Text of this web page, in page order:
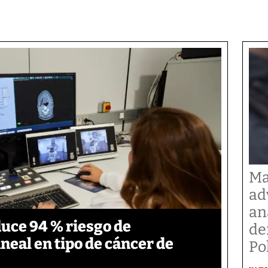
94 % riesgo de
en tipo de cáncer de